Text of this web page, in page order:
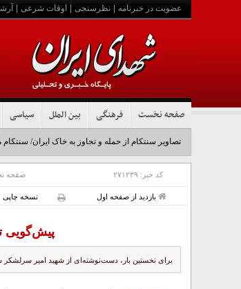
عضویت در خبرنامه نظرسنجی اوقات شرعی
صفحه نخست فرهنگی بین الملل سیاسی
تصاویر سنتکام از حمله و تجاوز به خاک ایران/ سنتکام
کد خبر: ۲۷۱۲۳۹ صفحه
بازدید از صفحه اول نسخه چاپی
پیش‌گویی
برای نخستین بار، دست‌نوشته‌ای از شهید امیر